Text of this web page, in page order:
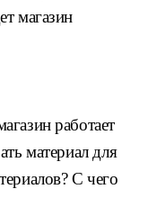
магазин
работает
материал для
С чего